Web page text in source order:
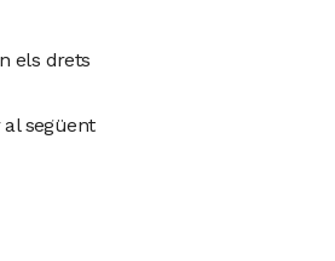
els drets
al següent